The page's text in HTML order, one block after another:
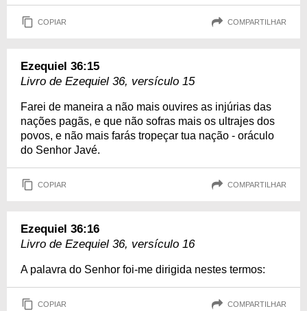
COPIAR COMPARTILHAR
Ezequiel 36:15
Livro de Ezequiel 36, versículo 15
Farei de maneira a não mais ouvires as injúrias das
nações pagãs, e que não sofras mais os ultrajes dos
povos, e não mais farás tropeçar tua nação - oráculo
do Senhor Javé.
COPIAR COMPARTILHAR
Ezequiel 36:16
Livro de Ezequiel 36, versículo 16
A palavra do Senhor foi-me dirigida nestes termos:
COPIAR COMPARTILHAR